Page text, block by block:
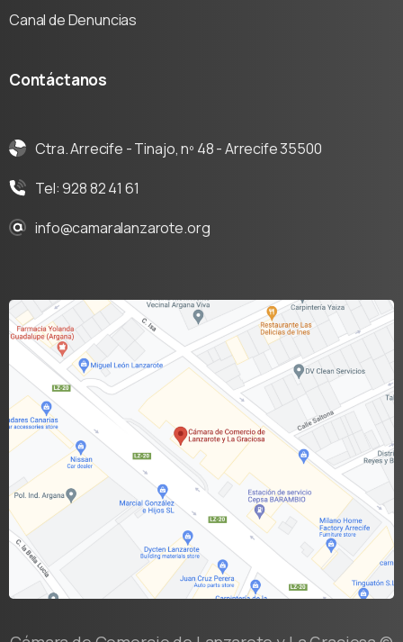
Canal de Denuncias
Contáctanos
Ctra. Arrecife - Tinajo, nº 48 - Arrecife 35500
Tel: 928 82 41 61
info@camaralanzarote.org